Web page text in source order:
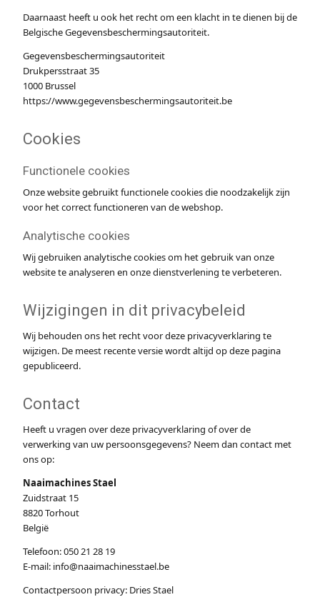
Daarnaast heeft u ook het recht om een klacht in te dienen bij de
Belgische Gegevensbeschermingsautoriteit.
Gegevensbeschermingsautoriteit
Drukpersstraat 35
1000 Brussel
https://www.gegevensbeschermingsautoriteit.be
Cookies
Functionele cookies
Onze website gebruikt functionele cookies die noodzakelijk zijn
voor het correct functioneren van de webshop.
Analytische cookies
Wij gebruiken analytische cookies om het gebruik van onze
website te analyseren en onze dienstverlening te verbeteren.
Wijzigingen in dit privacybeleid
Wij behouden ons het recht voor deze privacyverklaring te
wijzigen. De meest recente versie wordt altijd op deze pagina
gepubliceerd.
Contact
Heeft u vragen over deze privacyverklaring of over de
verwerking van uw persoonsgegevens? Neem dan contact met
ons op:
Naaimachines Stael
Zuidstraat 15
8820 Torhout
België
Telefoon: 050 21 28 19
E-mail: info@naaimachinesstael.be
Contactpersoon privacy: Dries Stael